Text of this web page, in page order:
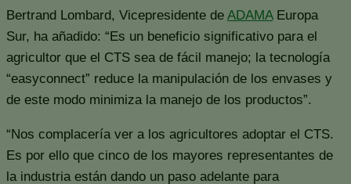
Bertrand Lombard, Vicepresidente de ADAMAEuropa
Sur, ha añadido: “Es un beneficio significativo para el
agricultor que el CTS sea de fácil manejo; la tecnología
“easyconnect” reduce la manipulación de los envases y
de este modo minimiza la manejo de los productos”.
“Nos complacería ver a los agricultores adoptar el CTS.
Es por ello que cinco de los mayores representantes de
la industria están dando un paso adelante para